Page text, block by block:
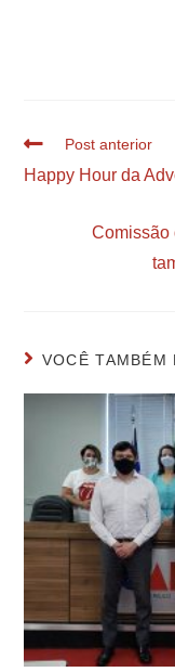
Post anterior
Happy Hour da
Comissão
VOCÊ TAMBÉM